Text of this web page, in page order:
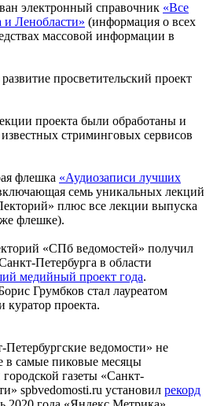
электронный справочник «Все
Ленобласти» (информация о всех
массовой информации в
просветительский проект
проекта были обработаны и
стриминговых сервисов
флешка «Аудиозаписи лучших
семь уникальных лекций
плюс все лекции выпуска
флешке).
«СПб ведомостей» получил
Петербурга в области
медийный проект года.
Грумбков стал лауреатом
куратор проекта.
Петербургские ведомости» не
в самые пиковые месяцы
газеты «Санкт-
spbvedomosti.ru установил рекорд